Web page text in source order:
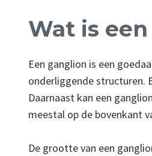
Wat is
Een ganglion is een
onderliggende structuren.
Daarnaast kan een
meestal op de bovenkant
De grootte van een